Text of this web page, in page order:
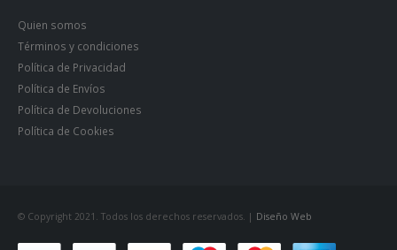
Quien somos
Términos y condiciones
Política de Privacidad
Política de Envíos
Política de Devoluciones
Política de Cookies
© Copyright 2021. Todos los derechos reservados. | Diseño Web